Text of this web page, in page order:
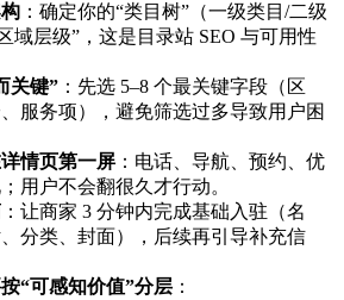
：确定你的“类目树”（一级类目/二级
域层级”，这是目录站 SEO 与可用性
关键” ：先选 5–8 个最关键字段（区
服务项），避免筛选过多导致用户困
情页第一屏 ：电话、导航、预约、优
用户不会翻很久才行动。
：让商家 3 分钟内完成基础入驻（名
分类、封面），后续再引导补充信
“可感知价值”分层 ：